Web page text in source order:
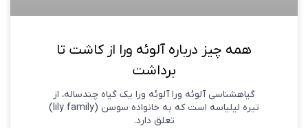
همه چیز درباره آلوئه ورا از کاشت تا
برداشت
گیاهشناسی آلوئه ورا آلوئه ورا یک گیاه چندساله، از
تیره لیلیاسه است که به خانواده سوسن (lily family)
تعلق دارد.